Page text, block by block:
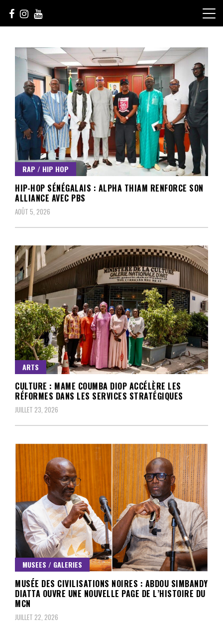
content
sunuculture
RAP / HIP HOP
HIP-HOP SÉNÉGALAIS : ALPHA THIAM RENFORCE SON
ALLIANCE AVEC PBS
AOÛT 5, 2026
ARTS
CULTURE : MAME COUMBA DIOP ACCÉLÈRE LES
RÉFORMES DANS LES SERVICES STRATÉGIQUES
JUILLET 23, 2026
MUSEES / GALERIES
MUSÉE DES CIVILISATIONS NOIRES : ABDOU SIMBANDY
DIATTA OUVRE UNE NOUVELLE PAGE DE L’HISTOIRE DU
MCN
JUILLET 22, 2026